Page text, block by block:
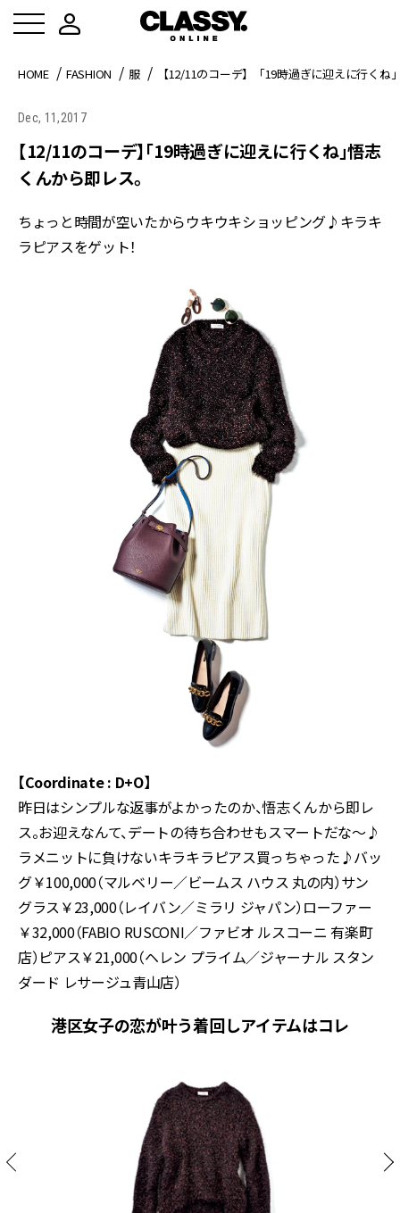
HOME FASHION 服 【12/11のコーデ】「19時過ぎに迎えに行くね
Dec, 11,2017
【12/11のコーデ】「19時過ぎに迎えに行くね」悟志
くんから即レス。
ちょっと時間が空いたからウキウキショッピング♪キラキ
ラピアスをゲット！
【Coordinate : D+O】
昨日はシンプルな返事がよかったのか、悟志くんから即レ
ス。お迎えなんて、デートの待ち合わせもスマートだな～♪
ラメニットに負けないキラキラピアス買っちゃった♪バッ
グ￥100,000（マルベリー／ビームス ハウス 丸の内）サン
グラス￥23,000（レイバン／ミラリ ジャパン）ローファー
￥32,000（FABIO RUSCONI／ファビオ ルスコーニ 有楽町
店）ピアス￥21,000（ヘレン プライム／ジャーナル スタン
ダード レサージュ青山店）
港区女子の恋が叶う着回しアイテムはコレ